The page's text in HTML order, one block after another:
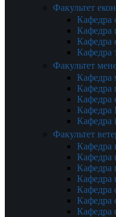
Факультет
Кафедра
Кафедра
Кафедра
Кафедра
Факультет
Кафедра
Кафедра
Кафедра
Кафедра
Кафедра
Факультет
Кафедра
Кафедра
Кафедра
Кафедра
Кафедра
Кафедра
Кафедра